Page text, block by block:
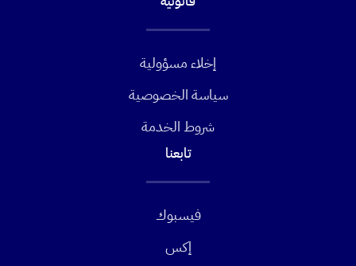
إخلاء مسؤولية
سياسة الخصوصية
شروط الخدمة
تابعنا
فيسبوك
إكس